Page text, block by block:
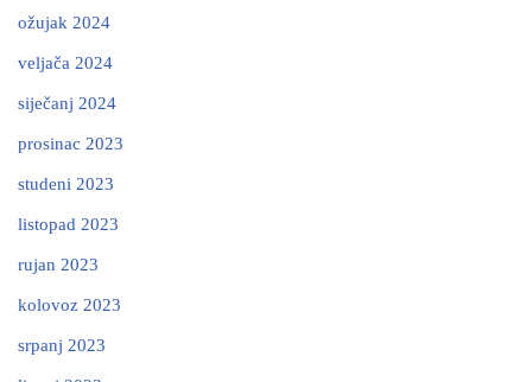
ožujak 2024
veljača 2024
siječanj 2024
prosinac 2023
studeni 2023
listopad 2023
rujan 2023
kolovoz 2023
srpanj 2023